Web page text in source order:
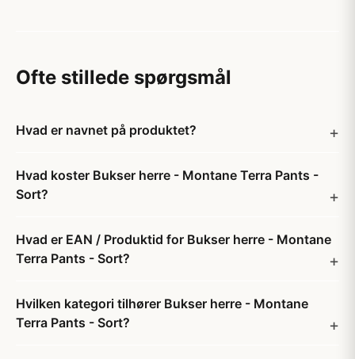
Ofte stillede spørgsmål
Hvad er navnet på produktet?
Hvad koster Bukser herre - Montane Terra Pants -
Sort?
Hvad er EAN / Produktid for Bukser herre - Montane
Terra Pants - Sort?
Hvilken kategori tilhører Bukser herre - Montane
Terra Pants - Sort?